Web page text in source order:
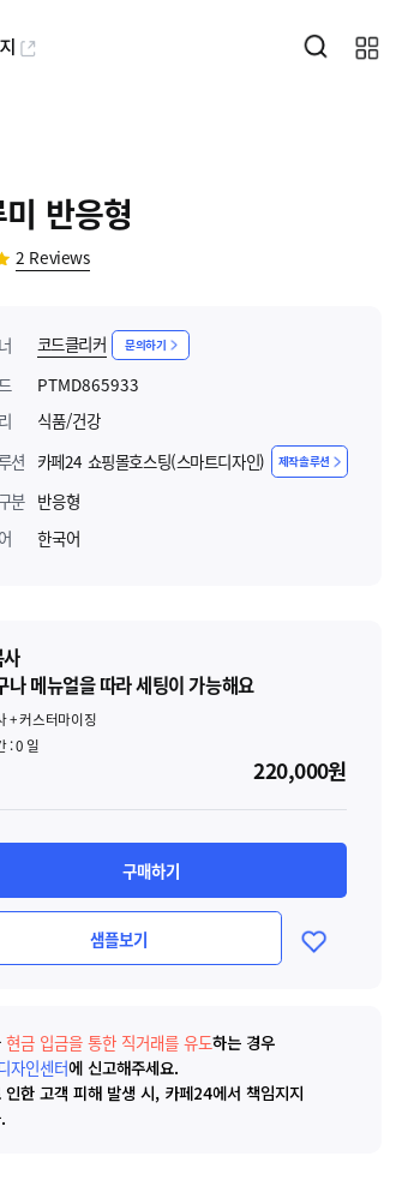
반응형
2 Reviews
코드클리커 문의하기
PTMD865933
식품/건강
션 카페24 쇼핑몰호스팅(스마트디자인) 제작솔루션
분 반응형
한국어
메뉴얼을 따라 세팅이 가능해요
+ 커스터마이징
:0일
220,000원
구매하기
샘플보기
현금 입금을 통한 직거래를 유도하는 경우
자인센터에 신고해주세요.
인한 고객 피해 발생 시, 카페24에서 책임지지